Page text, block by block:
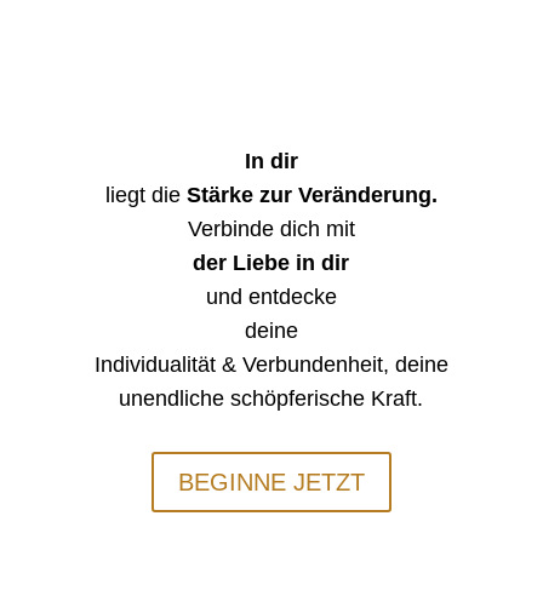
In dir
liegt die Stärke zur Veränderung.
Verbinde dich mit
der Liebe in dir
und entdecke
deine
Individualität & Verbundenheit, deine
unendliche schöpferische Kraft.
BEGINNE JETZT